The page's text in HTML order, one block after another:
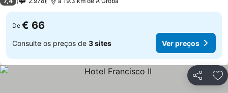
De € 66
Consulte os preços de 3 sites Ver preços
Partilhar